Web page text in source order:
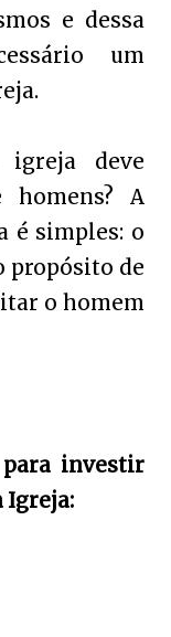
e dessa
um
igreja deve
A
é simples: o
propósito de
o homem
investir
Igreja: